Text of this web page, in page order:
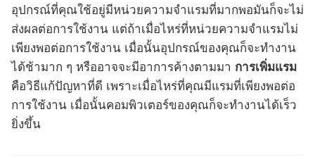
อุปกรณ์ที่คุณใช้อยู่มีหน่วยความจำแรมที่มากพอมันก็จะไม่
ส่งผลต่อการใช้งาน แต่ถ้าเมื่อไหร่ที่หน่วยความจำแรมไม่
เพียงพอต่อการใช้งาน เมื่อนั้นอุปกรณ์ของคุณก็จะทำงาน
ได้ช้ามาก ๆ หรืออาจจะมีอาการค้างตามมา การเพิ่มแรม
คือวิธีแก้ปัญหาที่ดี เพราะเมื่อไหร่ที่คุณมีแรมที่เพียงพอต่อ
การใช้งาน เมื่อนั้นคอมพิวเตอร์ของคุณก็จะทำงานได้เร็ว
ยิ่งขึ้น